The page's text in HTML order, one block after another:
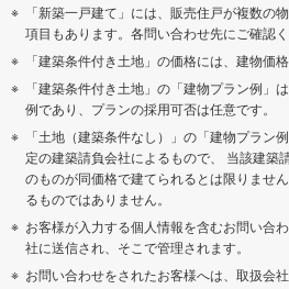
「新築一戸建て」には、販売住戸が複数の
項目もあります。各問い合わせ先にご確認く
「建築条件付き土地」の価格には、建物価
「建築条件付き土地」の「建物プラン例」
例であり、プランの採用可否は任意です。
「土地（建築条件なし）」の「建物プラン
定の建築請負会社によるもので、 当該建築
のものが同価格で建てられるとは限りませ
るものではありません。
お客様が入力する個人情報を含むお問い合
社に送信され、そこで管理されます。
お問い合わせをされたお客様へは、取扱会社